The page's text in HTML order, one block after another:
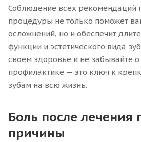
Соблюдение всех рекомендаций
процедуры не только поможет
осложнений, но и обеспечит
функции и эстетического вида
своем здоровье и не забывайте о
профилактике — это ключ к
зубам на всю жизнь.
Боль после лечения
причины